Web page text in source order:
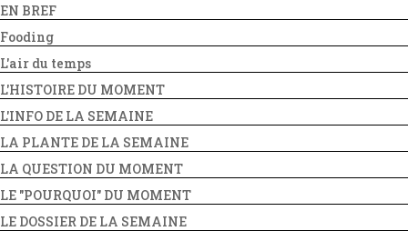
EN BREF
Fooding
L'air du temps
L'HISTOIRE DU MOMENT
L'INFO DE LA SEMAINE
LA PLANTE DE LA SEMAINE
LA QUESTION DU MOMENT
LE "POURQUOI" DU MOMENT
LE DOSSIER DE LA SEMAINE